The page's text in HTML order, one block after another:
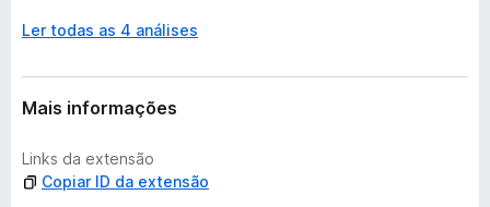
x
s
t
m
a
v
Ler todas as 4 análises
Mais informações
Links da extensão
Copiar ID da extensão